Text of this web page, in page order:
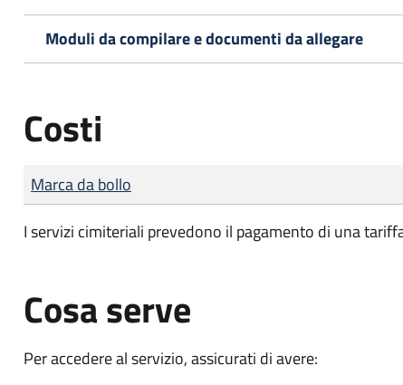
Moduli da compilare e documenti da allegare
Costi
Tipo di pagamento
Importo
Marca da bollo
I servizi cimiteriali prevedono il pagamento di una
Cosa serve
Per accedere al servizio, assicurati di avere: